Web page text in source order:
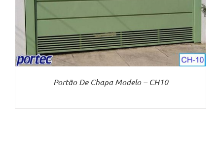
Portão De Chapa Modelo – CH10